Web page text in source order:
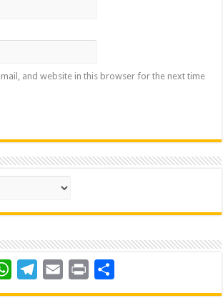
and website in this browser for the next time
WhatsAppTelegram
Email Print